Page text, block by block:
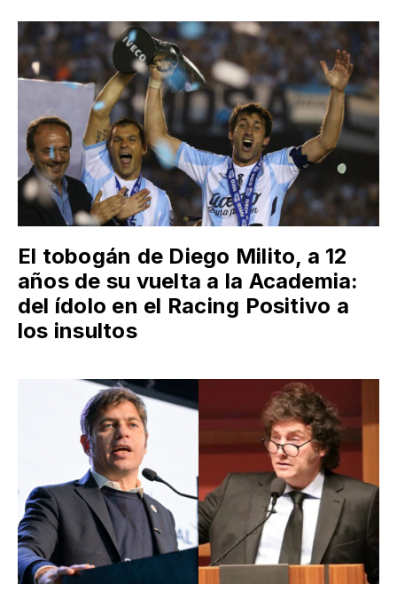
El tobogán de Diego Milito, a 12
años de su vuelta a la Academia:
del ídolo en el Racing Positivo a
los insultos